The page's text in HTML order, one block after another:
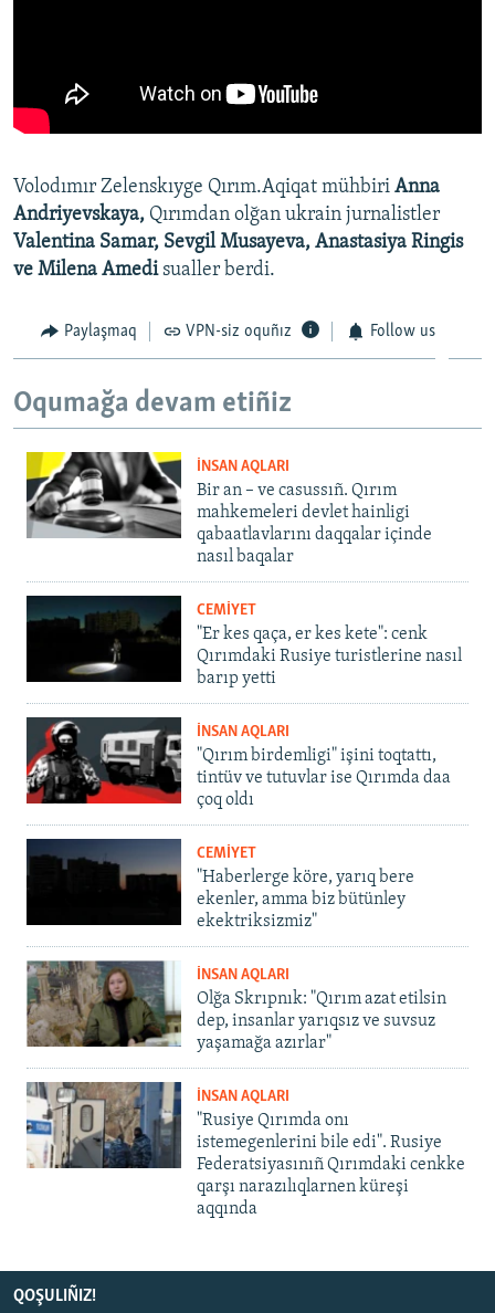
Volodımır Zelenskıyge Qırım.Aqiqat mühbiri Anna
Andriyevskaya, Qırımdan olğan ukrain jurnalistler
Valentina Samar, Sevgil Musayeva, Anastasiya Ringis
ve Milena Amedisualler berdi.
Paylaşmaq VPN-siz oquñız Follow us
Oqumağa devam etiñiz
İNSAN AQLARI
Bir an – ve casussıñ. Qırım
mahkemeleri devlet hainligi
qabaatlavlarını daqqalar içinde
nasıl baqalar
CEMİYET
"Er kes qaça, er kes kete": cenk
Qırımdaki Rusiye turistlerine nasıl
barıp yetti
İNSAN AQLARI
"Qırım birdemligi" işini toqtattı,
tintüv ve tutuvlar ise Qırımda daa
çoq oldı
CEMİYET
"Haberlerge köre, yarıq bere
ekenler, amma biz bütünley
ekektriksizmiz"
İNSAN AQLARI
Olğa Skrıpnık: "Qırım azat etilsin
dep, insanlar yarıqsız ve suvsuz
yaşamağa azırlar"
İNSAN AQLARI
"Rusiye Qırımda onı
istemegenlerini bile edi". Rusiye
Federatsiyasınıñ Qırımdaki cenkke
qarşı narazılıqlarnen küreşi
aqqında
QOŞULIÑIZ!